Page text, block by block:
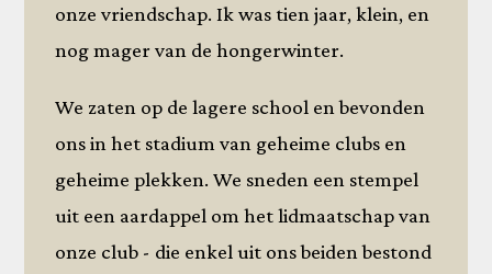
onze vriendschap. Ik was tien jaar, klein, en
nog mager van de hongerwinter.
We zaten op de lagere school en bevonden
ons in het stadium van geheime clubs en
geheime plekken. We sneden een stempel
uit een aardappel om het lidmaatschap van
onze club - die enkel uit ons beiden bestond